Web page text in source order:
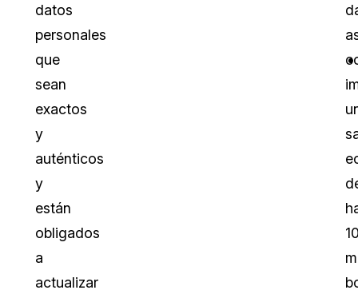
datos
personales
que
sean
exactos
y
auténticos
y
están
obligados
a
actualizar